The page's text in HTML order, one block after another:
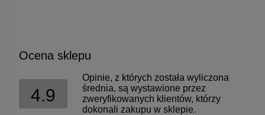
Ocena sklepu
4.9
Opinie, z których została wyliczona
średnia, są wystawione przez
zweryfikowanych klientów, którzy
dokonali zakupu w sklepie.